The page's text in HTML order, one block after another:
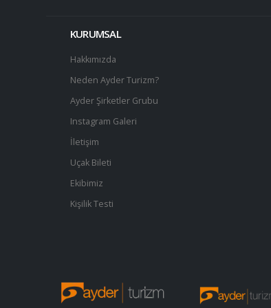
KURUMSAL
Hakkımızda
Neden Ayder Turizm?
Ayder Şirketler Grubu
Instagram Galeri
İletişim
Uçak Bileti
Ekibimiz
Kişilik Testi